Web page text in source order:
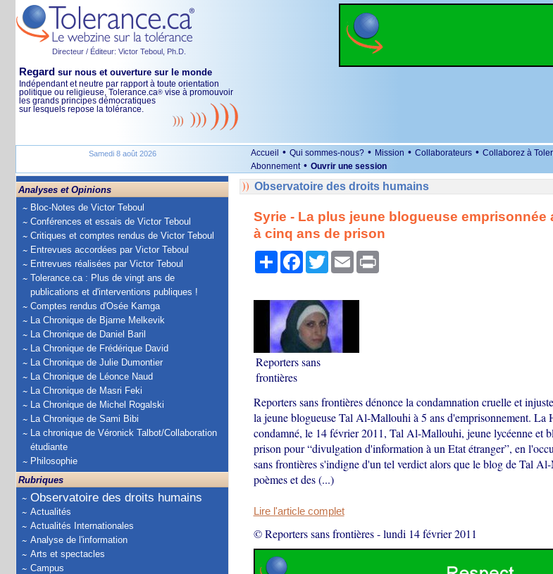
Directeur / Éditeur: Victor Teboul, Ph.D.
Regard sur nous et ouverture sur le monde
Indépendant et neutre par rapport à toute orientation
politique ou religieuse, Tolerance.ca® vise à promouvoir
les grands principes démocratiques
sur lesquels repose la tolérance.
Samedi 8 août 2026 Accueil • Qui sommes-nous? • Mission • Collaborateurs • Collaborez à
Abonnement • Ouvrir une session
Analyses et Opinions
Bloc-Notes de Victor Teboul
Conférences et essais de Victor Teboul
Critiques et comptes rendus de Victor Teboul
Entrevues accordées par Victor Teboul
Entrevues réalisées par Victor Teboul
Tolerance.ca : Plus de vingt ans de
publications et d'interventions publiques !
Comptes rendus d'Osée Kamga
La Chronique de Bjarne Melkevik
La Chronique de Daniel Baril
La Chronique de Frédérique David
La Chronique de Julie Dumontier
La Chronique de Léonce Naud
La Chronique de Masri Feki
La Chronique de Michel Rogalski
La Chronique de Sami Bibi
La chronique de Véronick Talbot/Collaboration
étudiante
Philosophie
Rubriques
Observatoire des droits humains
Actualités
Actualités Internationales
Analyse de l'information
Arts et spectacles
Campus
Observatoire des droits humains
Syrie - La plus jeune blogueuse emprisonnée
à cinq ans de prison
PartagerFacebook
TwitterEmail Print
Reporters sans
frontières
Reporters sans frontières dénonce la condamnation cruelle et
la jeune blogueuse Tal Al-Mallouhi à 5 ans d'emprisonnement. La
condamné, le 14 février 2011, Tal Al-Mallouhi, jeune lycéenne et
prison pour “divulgation d'information à un Etat étranger”, en
sans frontières s'indigne d'un tel verdict alors que le blog de Tal
poèmes et des (...)
Lire l'article complet
© Reporters sans frontières-lundi 14 février 2011